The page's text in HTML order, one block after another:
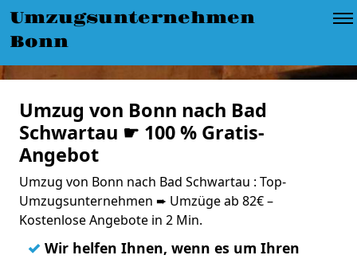
Umzugsunternehmen
Bonn
Umzug von Bonn nach Bad
Schwartau ☛ 100 % Gratis-
Angebot
Umzug von Bonn nach Bad Schwartau : Top-
Umzugsunternehmen ➨ Umzüge ab 82€ –
Kostenlose Angebote in 2 Min.
✓ Wir helfen Ihnen, wenn es um Ihren